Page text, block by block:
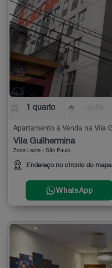
1 quarto
Apartamento à Venda na Vila
Vila Guilhermina
Zona Leste - São Paulo
Endereço no círculo do mapa
WhatsApp